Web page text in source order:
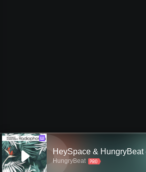
Ш
HeySpace &
HungryBeat